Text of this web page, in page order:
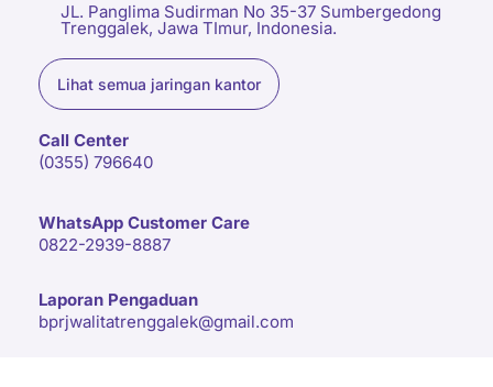
JL. Panglima Sudirman No 35-37 Sumbergedong
Trenggalek, Jawa TImur, Indonesia.
Lihat semua jaringan kantor
Call Center
(0355) 796640
WhatsApp Customer Care
0822-2939-8887
Laporan Pengaduan
bprjwalitatrenggalek@gmail.com